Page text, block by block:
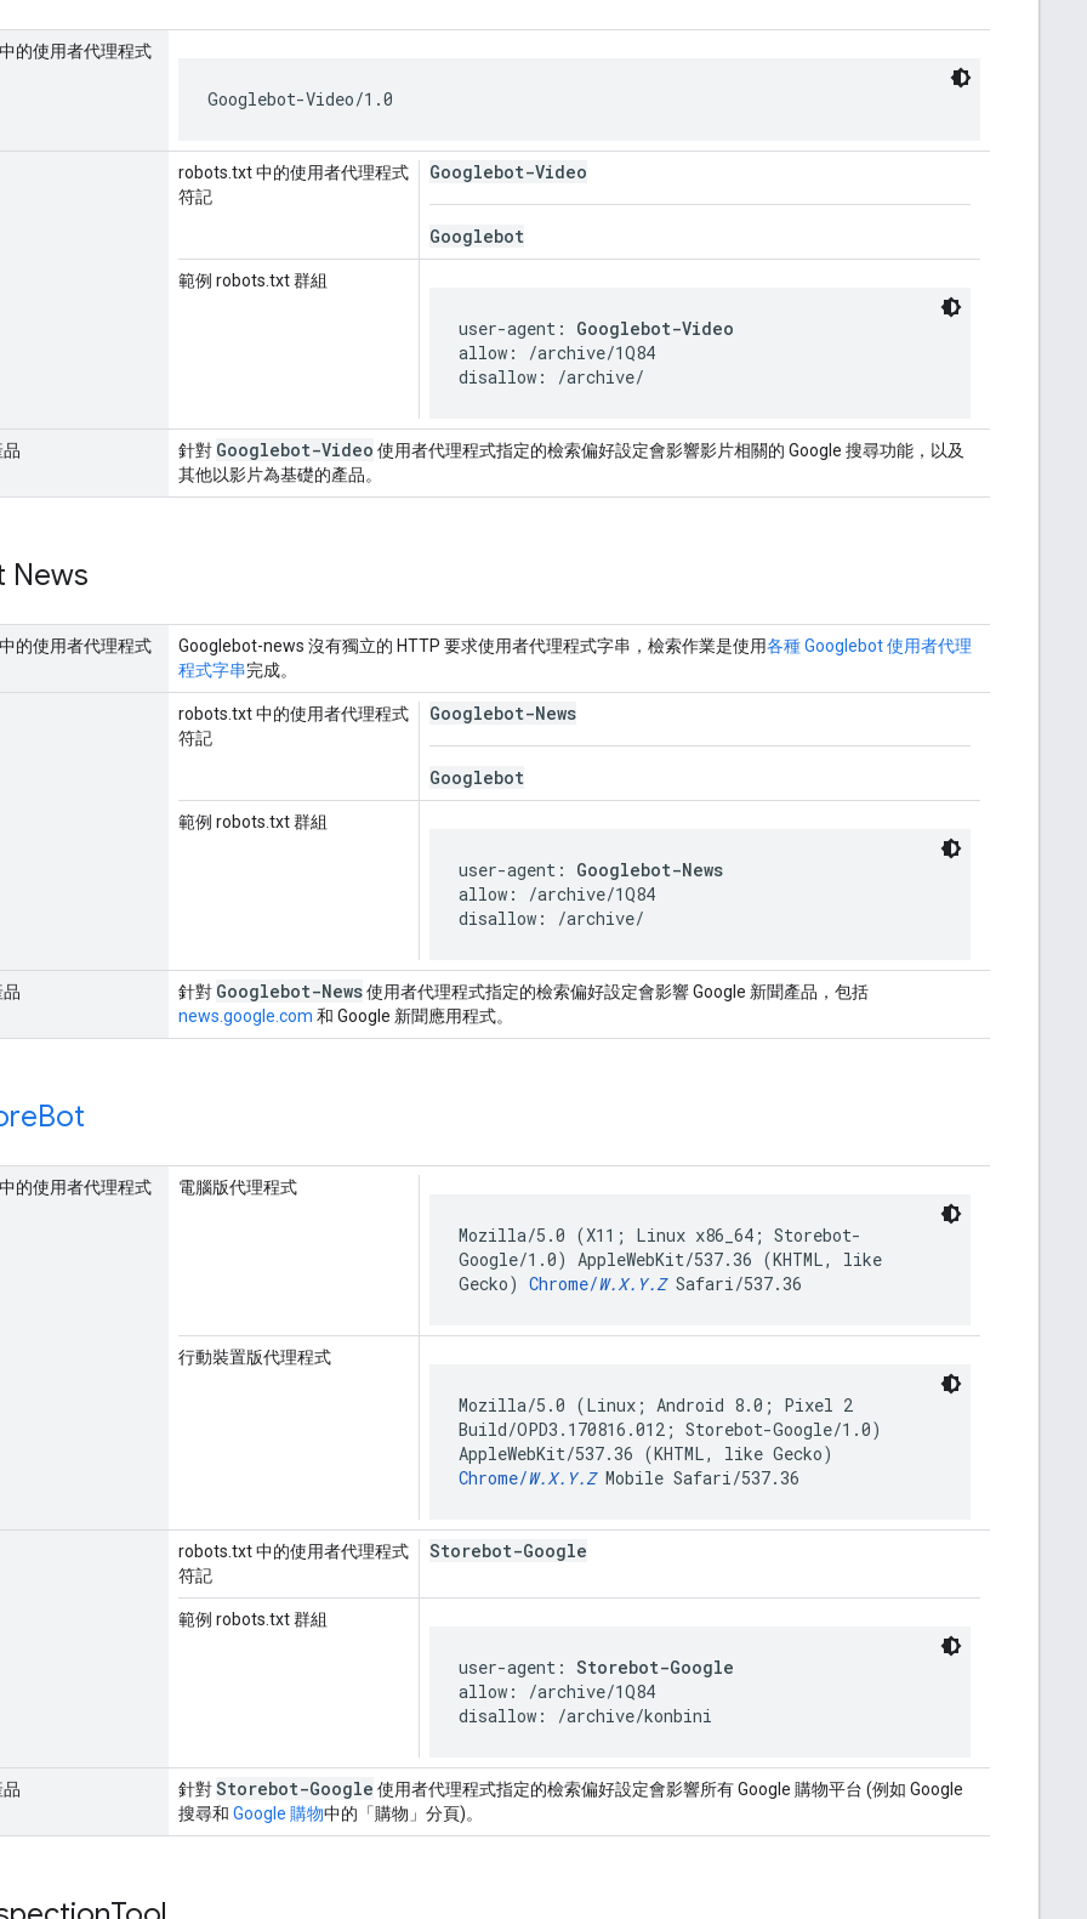
中的使用者代理程式
Googlebot-Video/1.0
robots.txt 中的使用者代理程式
符記
Googlebot-Video
Googlebot
範例 robots.txt 群組
user-agent: Googlebot-Video
allow: /archive/1Q84
disallow: /archive/
品 針對 Googlebot-Video 使用者代理程式指定的檢索偏好設定會影響影片相關的 Google 搜尋功能，以及
其他以影片為基礎的產品。
News
中的使用者代理程式 Googlebot-news 沒有獨立的 HTTP 要求使用者代理程式字串，檢索作業是使用各種 Googlebot 使用者代理
程式字串完成。
robots.txt 中的使用者代理程式
符記
Googlebot-News
Googlebot
範例 robots.txt 群組
user-agent: Googlebot-News
allow: /archive/1Q84
disallow: /archive/
品 針對 Googlebot-News使用者代理程式指定的檢索偏好設定會影響 Google 新聞產品，包括
news.google.com 和 Google 新聞應用程式。
Bot
中的使用者代理程式 電腦版代理程式
Mozilla/5.0 (X11; Linux x86_64; Storebot-
Google/1.0) AppleWebKit/537.36 (KHTML, like
Gecko) Chrome/W.X.Y.ZSafari/537.36
行動裝置版代理程式
Mozilla/5.0 (Linux; Android 8.0; Pixel 2
Build/OPD3.170816.012; Storebot-Google/1.0)
AppleWebKit/537.36 (KHTML, like Gecko)
Chrome/W.X.Y.ZMobile Safari/537.36
robots.txt 中的使用者代理程式
符記
Storebot-Google
範例 robots.txt 群組
user-agent: Storebot-Google
allow: /archive/1Q84
disallow: /archive/konbini
品 針對Storebot-Google 使用者代理程式指定的檢索偏好設定會影響所有 Google 購物平台 (例如 Google
搜尋和 Google 購物中的「購物」分頁)。